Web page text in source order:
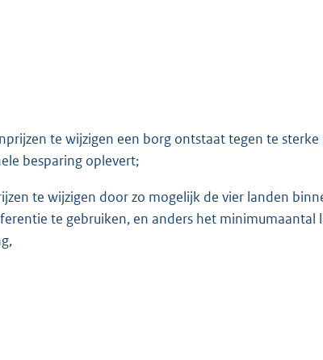
te wijzigen een borg ontstaat tegen te
besparing oplevert;
te wijzigen door zo mogelijk de vier landen
te gebruiken, en anders het minimumaantal